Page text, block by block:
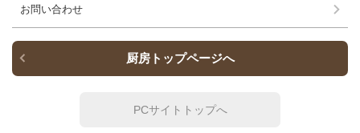
お問い合わせ
厨房トップページへ
PCサイトトップへ